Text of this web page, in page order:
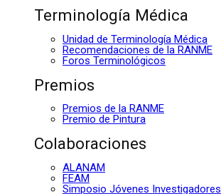
Terminología Médica
Unidad de Terminología Médica
Recomendaciones de la RANME
Foros Terminológicos
Premios
Premios de la RANME
Premio de Pintura
Colaboraciones
ALANAM
FEAM
Simposio Jóvenes Investigadores